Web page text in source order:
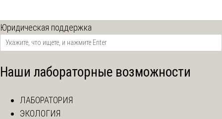
Юридическая поддержка
Наши лабораторные возможности
ЛАБОРАТОРИЯ
ЭКОЛОГИЯ